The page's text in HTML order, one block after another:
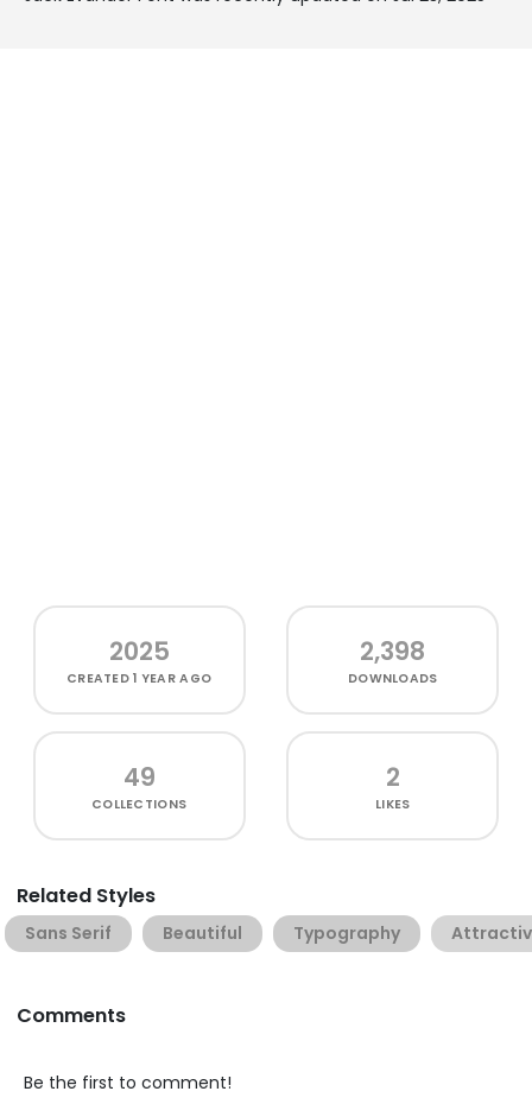
2025
CREATED1 YEAR AGO
2,398
DOWNLOADS
49
COLLECTIONS
2
LIKES
Related Styles
Sans Serif Beautiful Typography
Comments
Be the first to comment!